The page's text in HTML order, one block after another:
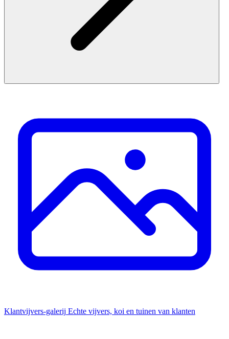
Klantvijvers-galerij Echte vijvers, koi en tuinen van klanten